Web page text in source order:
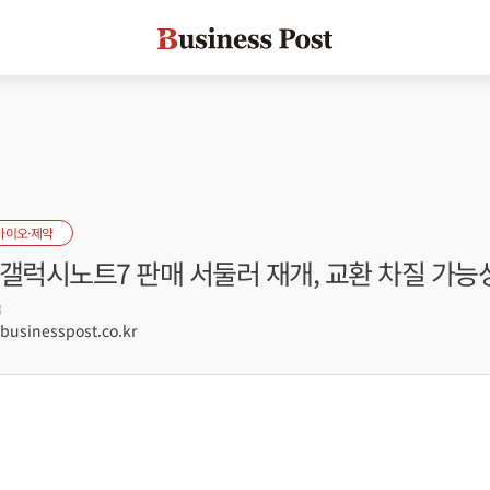
이오·제약
럭시노트7 판매 서둘러 재개, 교환 차질 가능